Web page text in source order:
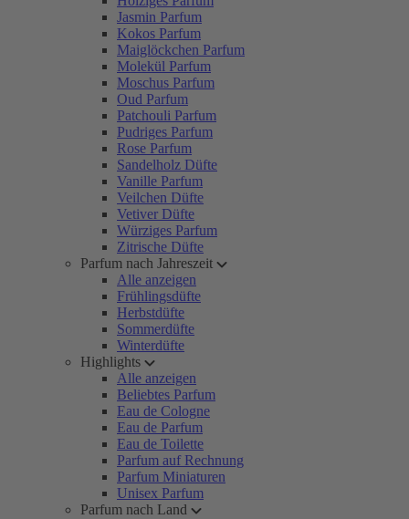
Jasmin Parfum
Kokos Parfum
Maiglöckchen Parfum
Molekül Parfum
Moschus Parfum
Oud Parfum
Patchouli Parfum
Pudriges Parfum
Rose Parfum
Sandelholz Düfte
Vanille Parfum
Veilchen Düfte
Vetiver Düfte
Würziges Parfum
Zitrische Düfte
Parfum nach Jahreszeit
Alle anzeigen
Frühlingsdüfte
Herbstdüfte
Sommerdüfte
Winterdüfte
Highlights
Alle anzeigen
Beliebtes Parfum
Eau de Cologne
Eau de Parfum
Eau de Toilette
Parfum auf Rechnung
Parfum Miniaturen
Unisex Parfum
Parfum nach Land